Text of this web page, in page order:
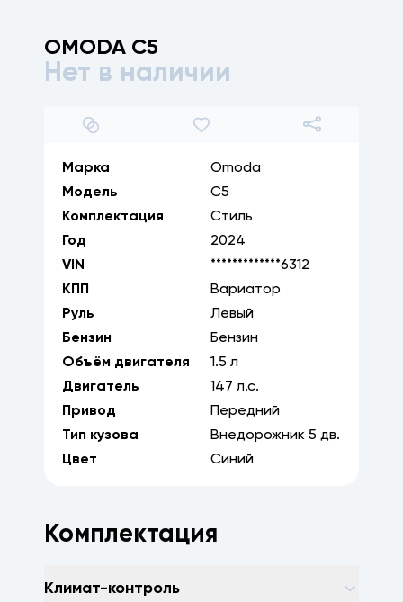
OMODA C5
Нет в наличии
1/ 23
Марка
Omoda
Модель
C5
Комплектация
Стиль
Год
2024
VIN
*************6312
КПП
Вариатор
Руль
Левый
Бензин
Бензин
Объём двигателя
1.5 л
Двигатель
147 л.с.
Привод
Передний
Тип кузова
Внедорожник 5 дв.
Цвет
Синий
Комплектация
Климат-контроль